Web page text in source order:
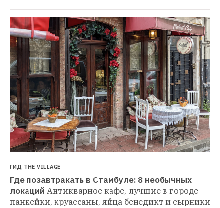
ГИД THE VILLAGE
Где позавтракать в Стамбуле: 8 необычных
локаций Антикварное кафе, лучшие в городе
панкейки, круассаны, яйца бенедикт и сырники